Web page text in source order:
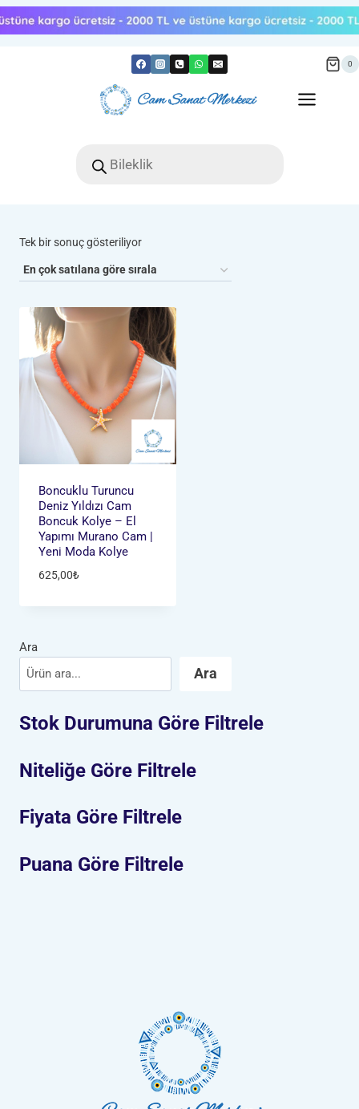
Skip
to
0
search
Tek bir sonuç gösteriliyor
Boncuklu Turuncu
Deniz Yıldızı Cam
Boncuk Kolye – El
Yapımı Murano Cam |
Yeni Moda Kolye
625,00₺
Ara
Ara
Stok Durumuna Göre Filtrele
Niteliğe Göre Filtrele
Fiyata Göre Filtrele
Puana Göre Filtrele